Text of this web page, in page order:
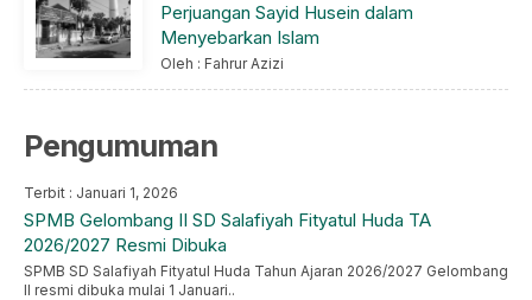
Perjuangan Sayid Husein dalam
Menyebarkan Islam
Oleh : Fahrur Azizi
Pengumuman
Terbit : Januari 1, 2026
SPMB Gelombang II SD Salafiyah Fityatul Huda TA
2026/2027 Resmi Dibuka
SPMB SD Salafiyah Fityatul Huda Tahun Ajaran 2026/2027 Gelombang
II resmi dibuka mulai 1 Januari..